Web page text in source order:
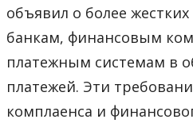
объявил о более
банкам, финансовым
платежным системам в
платежей. Эти
комплаенса и